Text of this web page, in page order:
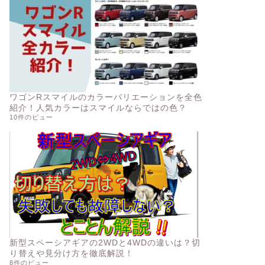
ワゴンRスマイルのカラーバリエーションを全色
紹介！人気カラーはスマイルならではの色？
10件のビュー
新型スペーシアギアの2WDと4WDの違いは？切
り替えや見分け方を徹底解説！
8件のビュー